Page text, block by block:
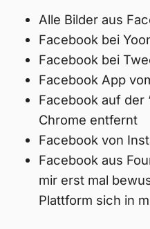
Alle Bilder aus
Facebook bei
Facebook bei
Facebook App
Facebook auf der
Chrome entfernt
Facebook von
Facebook aus
mir erst mal
Plattform sich in